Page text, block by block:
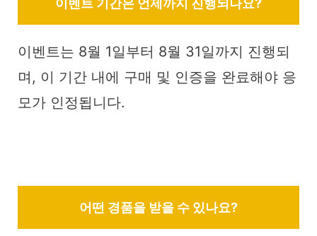
이벤트 기간은 언제까지 진행되나요?
이벤트는 8월 1일부터 8월 31일까지 진행되
며, 이 기간 내에 구매 및 인증을 완료해야 응
모가 인정됩니다.
어떤 경품을 받을 수 있나요?